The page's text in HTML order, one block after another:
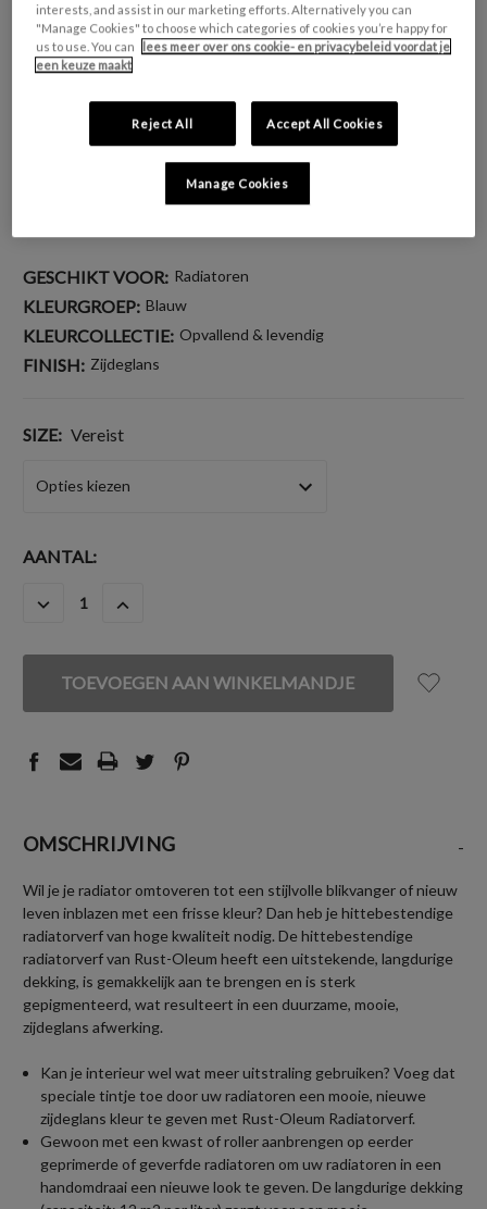
Productveiligheid
H317 - Kan een allergische huidreactie
veroorzaken.
H412 - Schadelijk voor in het water levende
organismen, met langdurige gevolgen.
GESCHIKT VOOR: Radiatoren
KLEURGROEP: Blauw
KLEURCOLLECTIE: Opvallend & levendig
FINISH: Zijdeglans
SIZE: Vereist
HUIDIGE
AANTAL:
HOEVEELHEID
VAN
UNDEFINED
HOEVEELHEID
VAN
UNDEFINED
OMSCHRIJVING -
Wil je je radiator omtoveren tot een stijlvolle blikvanger of nieuw
leven inblazen met een frisse kleur? Dan heb je hittebestendige
radiatorverf van hoge kwaliteit nodig. De hittebestendige
radiatorverf van Rust-Oleum heeft een uitstekende, langdurige
dekking, is gemakkelijk aan te brengen en is sterk
gepigmenteerd, wat resulteert in een duurzame, mooie,
zijdeglans afwerking.
Kan je interieur wel wat meer uitstraling gebruiken? Voeg dat
speciale tintje toe door uw radiatoren een mooie, nieuwe
zijdeglans kleur te geven met Rust-Oleum Radiatorverf.
Gewoon met een kwast of roller aanbrengen op eerder
geprimerde of geverfde radiatoren om uw radiatoren in een
handomdraai een nieuwe look te geven. De langdurige dekking
interests, and assist in our marketing efforts. Alternatively you can
"Manage Cookies" to choose which categories of cookies you’re happy for
us to use. You can
lees meer over ons cookie- en privacybeleid voordat je
een keuze maakt
Reject All Accept All Cookies
Manage Cookies